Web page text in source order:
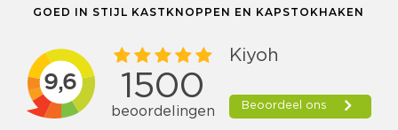
GOED IN STIJL KASTKNOPPEN EN KAPSTOKHAKEN